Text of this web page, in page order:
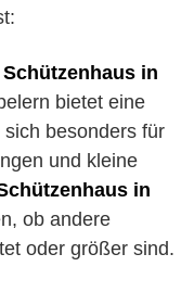
Schützenhaus in
bietet eine
besonders für
und kleine
in
ob andere
oder größer sind.